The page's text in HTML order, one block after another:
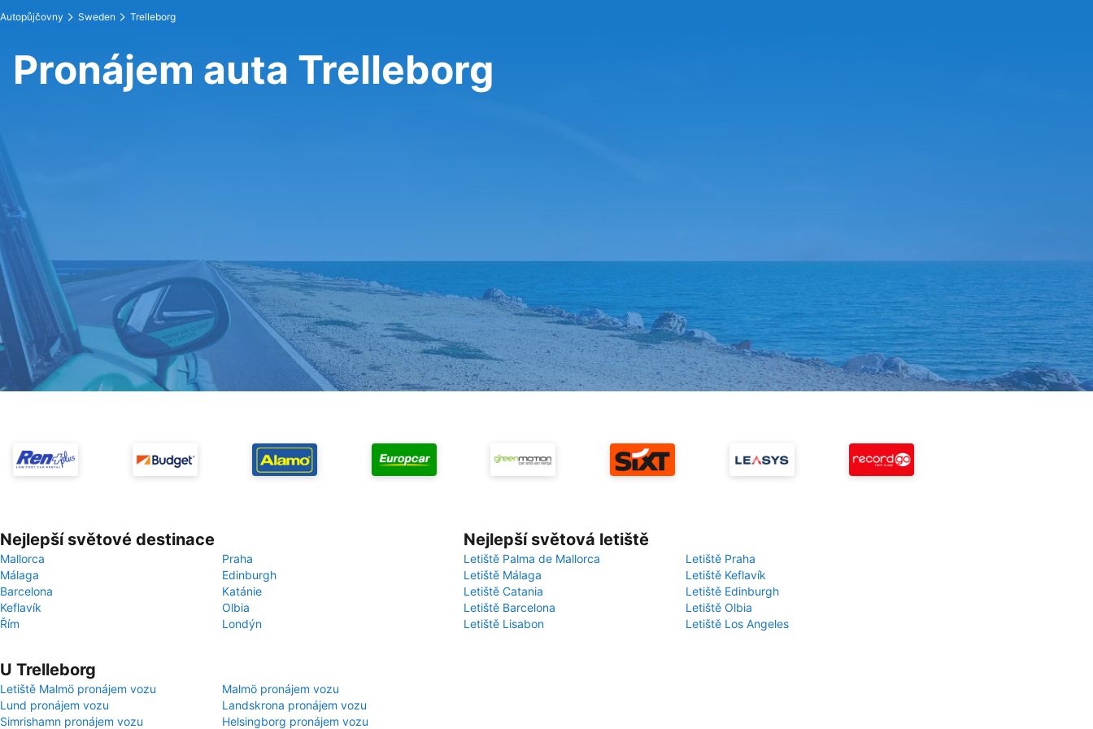
Autopůjčovny Sweden Trelleborg
Pronájem auta Trelleborg
Nejlepší světové destinace
Mallorca
Praha
Málaga
Edinburgh
Barcelona
Katánie
Keflavík
Olbia
Řím
Londýn
Nejlepší světová letiště
Letiště Palma de Mallorca
Letiště Praha
Letiště Málaga
Letiště Keflavík
Letiště Catania
Letiště Edinburgh
Letiště Barcelona
Letiště Olbia
Letiště Lisabon
Letiště Los Angeles
U Trelleborg
Letiště Malmö pronájem vozu
Malmö pronájem vozu
Lund pronájem vozu
Landskrona pronájem vozu
Simrishamn pronájem vozu
Helsingborg pronájem vozu